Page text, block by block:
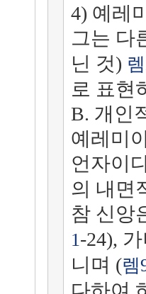
4) 예레
그는 다
닌 것)
로 표현
B. 개인
예레미
언자이
의 내면
참 신앙
1-24),
니며 (렘